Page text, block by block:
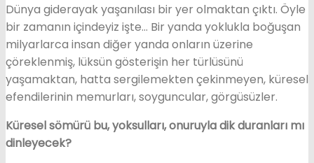
Dünya giderayak yaşanılası bir yer olmaktan çıktı. Öyle
bir zamanın içindeyiz işte… Bir yanda yoklukla boğuşan
milyarlarca insan diğer yanda onların üzerine
çöreklenmiş, lüksün gösterişin her türlüsünü
yaşamaktan, hatta sergilemekten çekinmeyen, küresel
efendilerinin memurları, soyguncular, görgüsüzler.
Küresel sömürü bu, yoksulları, onuruyla dik duranları mı
dinleyecek?